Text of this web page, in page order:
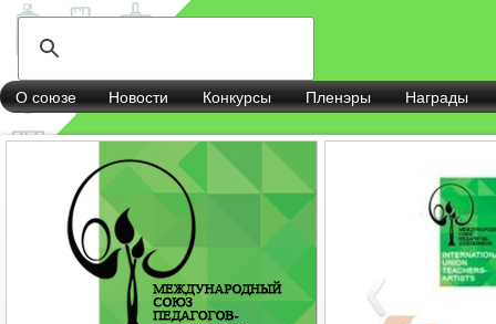
О союзе Новости Конкурсы Пленэры Награды